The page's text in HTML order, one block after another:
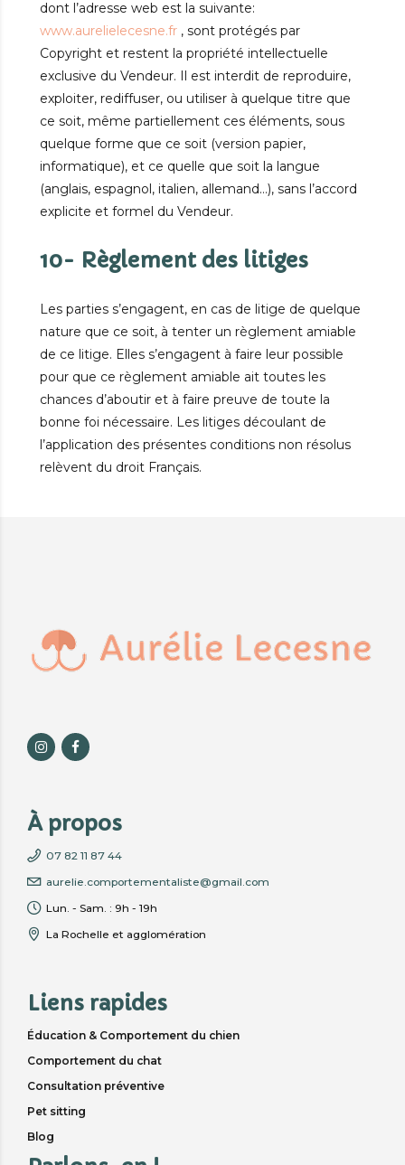
dont l’adresse web est la suivante:
www.aurelielecesne.fr , sont protégés par
Copyright et restent la propriété intellectuelle
exclusive du Vendeur. Il est interdit de reproduire,
exploiter, rediffuser, ou utiliser à quelque titre que
ce soit, même partiellement ces éléments, sous
quelque forme que ce soit (version papier,
informatique), et ce quelle que soit la langue
(anglais, espagnol, italien, allemand…), sans l’accord
explicite et formel du Vendeur.
10- Règlement des litiges
Les parties s’engagent, en cas de litige de quelque
nature que ce soit, à tenter un règlement amiable
de ce litige. Elles s’engagent à faire leur possible
pour que ce règlement amiable ait toutes les
chances d’aboutir et à faire preuve de toute la
bonne foi nécessaire. Les litiges découlant de
l’application des présentes conditions non résolus
relèvent du droit Français.
À propos
07 82 11 87 44
aurelie.comportementaliste@gmail.com
Lun. - Sam. : 9h - 19h
La Rochelle et agglomération
Liens rapides
Éducation & Comportement du chien
Comportement du chat
Consultation préventive
Pet sitting
Blog